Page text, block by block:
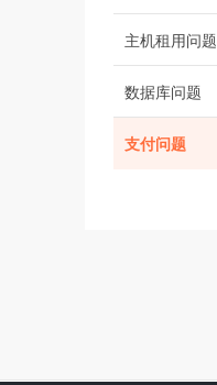
主机租用问题
数据库问题
支付问题